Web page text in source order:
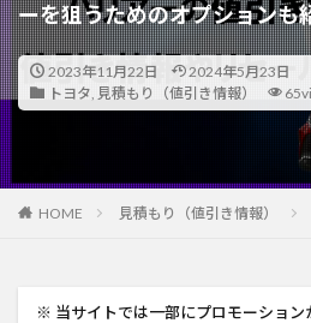
ーを狙うためのオプションも
2023年11月22日
2024年5月23日
トヨタ, 見積もり（値引き情報）
HOME 見積もり（値引き情報）
※ 当サイトでは一部にプロモーション